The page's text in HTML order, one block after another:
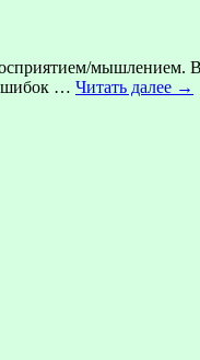
мышлением.
… Читать далее →